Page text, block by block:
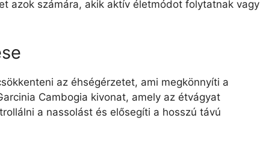
azok számára, akik aktív életmódot folytatnak vagy
az éhségérzetet, ami megkönnyíti a
Cambogia kivonat, amely az étvágyat
a nassolást és elősegíti a hosszú távú